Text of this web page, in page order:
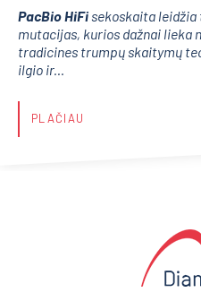
PacBio HiFi sekoskaita
mutacijas, kurios dažnai lieka
tradicines trumpų skaitymų
ilgio ir...
PLAČIAU